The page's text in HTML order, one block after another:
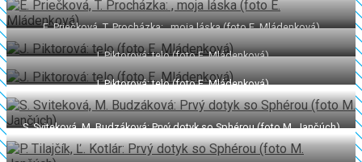
E. Priečková, T. Procházka: , moja láska (foto E. Mládenková)
J. Piktorová: telo (foto E. Mládenková)
J. Piktorová: telo (foto E. Mládenková)
S. Sviteková, M. Budzáková: Prvý dotyk so Sphérou (foto M. Jančúch)